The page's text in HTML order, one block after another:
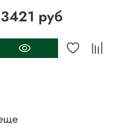
руб